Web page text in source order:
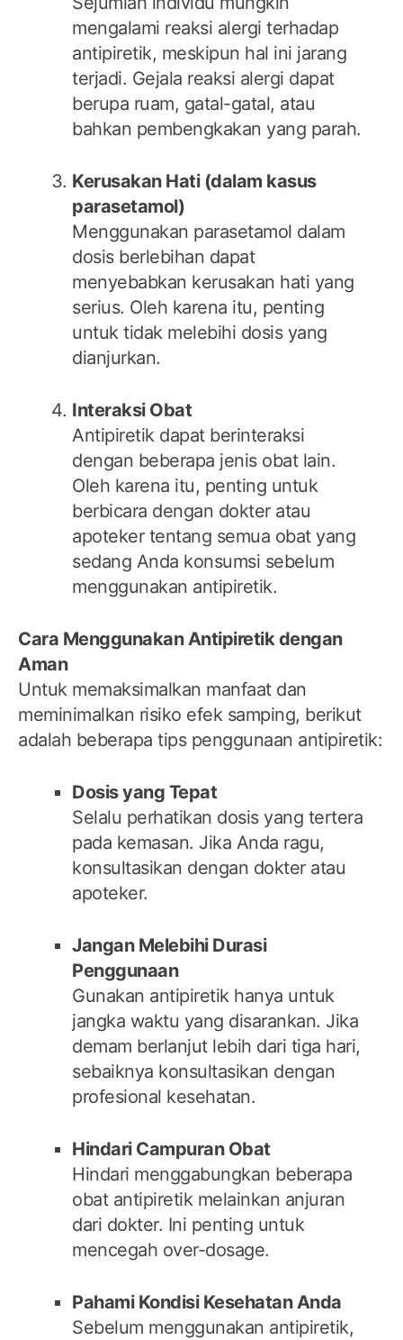
mengalami reaksi alergi terhadap
antipiretik, meskipun hal ini jarang
terjadi. Gejala reaksi alergi dapat
berupa ruam, gatal-gatal, atau
bahkan pembengkakan yang parah.
Kerusakan Hati (dalam kasus
parasetamol)
Menggunakan parasetamol dalam
dosis berlebihan dapat
menyebabkan kerusakan hati yang
serius. Oleh karena itu, penting
untuk tidak melebihi dosis yang
dianjurkan.
Interaksi Obat
Antipiretik dapat berinteraksi
dengan beberapa jenis obat lain.
Oleh karena itu, penting untuk
berbicara dengan dokter atau
apoteker tentang semua obat yang
sedang Anda konsumsi sebelum
menggunakan antipiretik.
Cara Menggunakan Antipiretik dengan
Aman
Untuk memaksimalkan manfaat dan
meminimalkan risiko efek samping, berikut
adalah beberapa tips penggunaan antipiretik:
Dosis yang Tepat
Selalu perhatikan dosis yang tertera
pada kemasan. Jika Anda ragu,
konsultasikan dengan dokter atau
apoteker.
Jangan Melebihi Durasi
Penggunaan
Gunakan antipiretik hanya untuk
jangka waktu yang disarankan. Jika
demam berlanjut lebih dari tiga hari,
sebaiknya konsultasikan dengan
profesional kesehatan.
Hindari Campuran Obat
Hindari menggabungkan beberapa
obat antipiretik melainkan anjuran
dari dokter. Ini penting untuk
mencegah over-dosage.
Pahami Kondisi Kesehatan Anda
Sebelum menggunakan antipiretik,